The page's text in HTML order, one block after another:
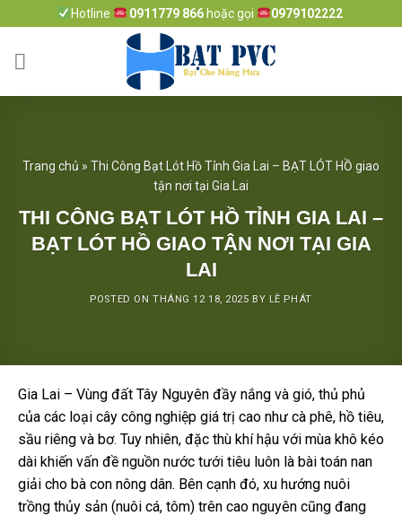
to
content
Hotline 0911779 866 hoặc gọi 0979102222
Trang chủ » Thi Công Bạt Lót Hồ Tỉnh Gia Lai – BẠT LÓT HỒ giao
tận nơi tại Gia Lai
THI CÔNG BẠT LÓT HỒ TỈNH GIA LAI –
BẠT LÓT HỒ GIAO TẬN NƠI TẠI GIA
LAI
POSTED ON THÁNG 12 18, 2025 BY LÊ PHÁT
Gia Lai – Vùng đất Tây Nguyên đầy nắng và gió, thủ phủ
của các loại cây công nghiệp giá trị cao như cà phê, hồ tiêu,
sầu riêng và bơ. Tuy nhiên, đặc thù khí hậu với mùa khô kéo
dài khiến vấn đề nguồn nước tưới tiêu luôn là bài toán nan
giải cho bà con nông dân. Bên cạnh đó, xu hướng nuôi
trồng thủy sản (nuôi cá, tôm) trên cao nguyên cũng đang